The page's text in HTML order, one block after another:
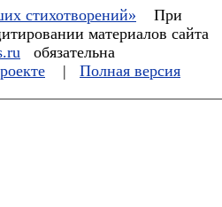
стихотворений»
При
материалов сайта
обязательна
| Полная версия